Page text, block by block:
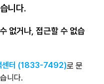
니다.
없거나, 접근할 수 없습
센터 (1833-7492)로 문
니다.